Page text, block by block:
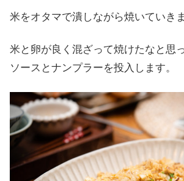
米をオタマで潰しながら焼いていきま
米と卵が良く混ざって焼けたなと思
ソースとナンプラーを投入します。